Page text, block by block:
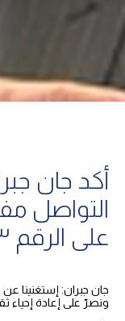
أكد جان
التواصل
على الرقم ١٧١٣
جان جبران: إستغنينا
ونصرّ على إعادة إحياء